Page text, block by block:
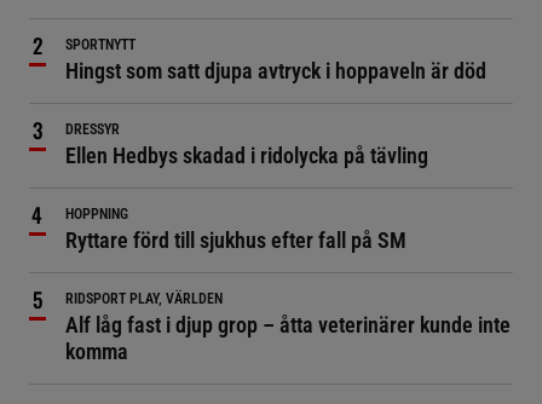
SPORTNYTT
Hingst som satt djupa avtryck i hoppaveln är död
DRESSYR
Ellen Hedbys skadad i ridolycka på tävling
HOPPNING
Ryttare förd till sjukhus efter fall på SM
RIDSPORT PLAY, VÄRLDEN
Alf låg fast i djup grop – åtta veterinärer kunde inte
komma